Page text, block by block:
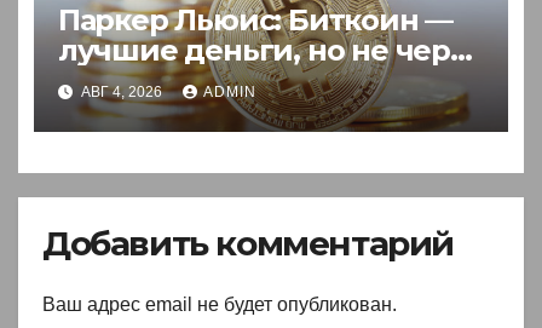
Паркер Льюис: Биткоин —
лучшие деньги, но не через
акции
АВГ 4, 2026 ADMIN
Добавить комментарий
Ваш адрес email не будет опубликован.